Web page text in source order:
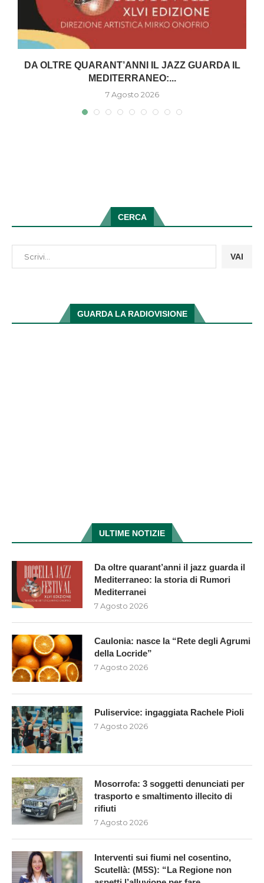
DA OLTRE QUARANT’ANNI IL JAZZ GUARDA IL
MEDITERRANEO:...
7 Agosto 2026
CERCA
VAI
GUARDA LA RADIOVISIONE
ULTIME NOTIZIE
Da oltre quarant’anni il jazz guarda il
Mediterraneo: la storia di Rumori
Mediterranei
7 Agosto 2026
Caulonia: nasce la “Rete degli Agrumi
della Locride”
7 Agosto 2026
Puliservice: ingaggiata Rachele Pioli
7 Agosto 2026
Mosorrofa: 3 soggetti denunciati per
trasporto e smaltimento illecito di
rifiuti
7 Agosto 2026
Interventi sui fiumi nel cosentino,
Scutellà: (M5S): “La Regione non